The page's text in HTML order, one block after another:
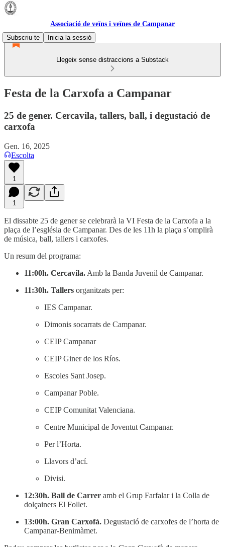
Associació de veïns i veïnes de Campanar
Subscriu-te
Inicia la sessió
Llegeix sense distraccions a Substack
Festa de la Carxofa a Campanar
25 de gener. Cercavila, tallers, ball, i degustació de
carxofa
Gen. 16, 2025
Escolta
1
1
El dissabte 25 de gener se celebrarà la VI Festa de la Carxofa a la
plaça de l’església de Campanar. Des de les 11h la plaça s’omplirà
de música, ball, tallers i carxofes.
Un resum del programa:
11:00h. Cercavila. Amb la Banda Juvenil de Campanar.
11:30h. Tallers organitzats per:
IES Campanar.
Dimonis socarrats de Campanar.
CEIP Campanar
CEIP Giner de los Ríos.
Escoles Sant Josep.
Campanar Poble.
CEIP Comunitat Valenciana.
Centre Municipal de Joventut Campanar.
Per l’Horta.
Llavors d’ací.
Divisi.
12:30h. Ball de Carrer amb el Grup Farfalar i la Colla de
dolçainers El Follet.
13:00h. Gran Carxofà. Degustació de carxofes de l’horta de
Campanar-Benimàmet.